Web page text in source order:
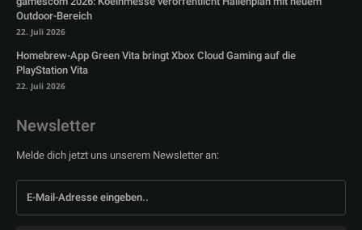
Outdoor-Bereich
22. Juli 2026
Homebrew-App Green Vita bringt Xbox Cloud Gaming auf die
PlayStation Vita
22. Juli 2026
Newsletter
Melde dich jetzt uns unserem Newsletter an: